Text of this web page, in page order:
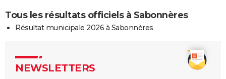
Tous les résultats officiels à Sabonnères
Résultat municipale 2026 à Sabonnères
NEWSLETTERS